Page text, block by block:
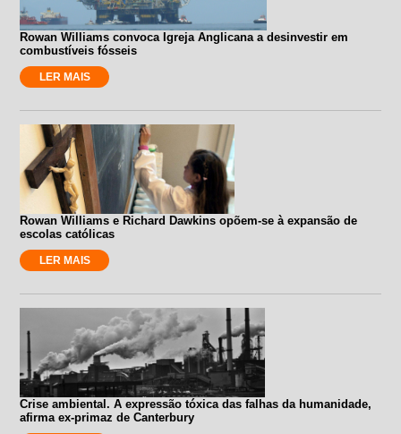
Rowan Williams convoca Igreja Anglicana a desinvestir em
combustíveis fósseis
LER MAIS
Rowan Williams e Richard Dawkins opõem-se à expansão de
escolas católicas
LER MAIS
Crise ambiental. A expressão tóxica das falhas da humanidade,
afirma ex-primaz de Canterbury